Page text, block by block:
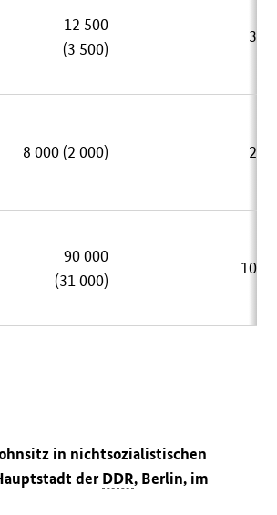
12 500
(3 500)
3 500
8 000 (2 000) 2 500
90 000
(31 000)
10 000
in nichtsozialistischen
derDDR, Berlin, im